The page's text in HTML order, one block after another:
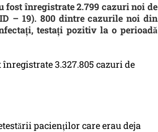
fost înregistrate 2.799 cazuri noi de
– 19). 800 dintre cazurile noi din
testați pozitiv la o perioadă
3.327.805 cazuri de
pacienților care erau deja